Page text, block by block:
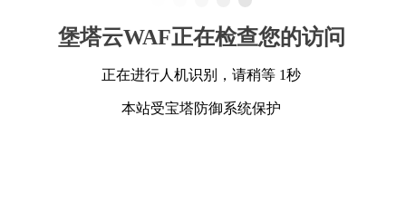
堡塔云WAF正在检查您的访问
正在进行人机识别，请稍等 1秒
本站受宝塔防御系统保护